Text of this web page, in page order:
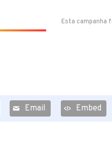
Esta campanha
Email Embed